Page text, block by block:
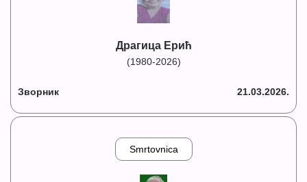
Драгица Ерић
(1980-2026)
Зворник 21.03.2026.
Smrtovnica